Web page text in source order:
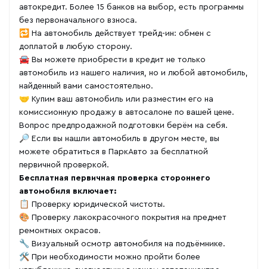
автокредит. Более 15 банков на выбор, есть программы
без первоначального взноса.
🔁 На автомобиль действует трейд-ин: обмен с
доплатой в любую сторону.
🚘 Вы можете приобрести в кредит не только
автомобиль из нашего наличия, но и любой автомобиль,
найденный вами самостоятельно.
🤝 Купим ваш автомобиль или разместим его на
комиссионную продажу в автосалоне по вашей цене.
Вопрос предпродажной подготовки берём на себя.
🔎 Если вы нашли автомобиль в другом месте, вы
можете обратиться в ПаркАвто за бесплатной
первичной проверкой.
Бесплатная первичная проверка стороннего
автомобиля включает:
📋 Проверку юридической чистоты.
🎨 Проверку лакокрасочного покрытия на предмет
ремонтных окрасов.
🔧 Визуальный осмотр автомобиля на подъёмнике.
🛠 При необходимости можно пройти более